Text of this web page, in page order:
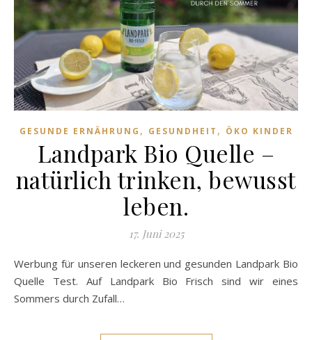
GESUNDE ERNÄHRUNG , GESUNDHEIT , ÖKO KINDER
Landpark Bio Quelle –
natürlich trinken, bewusst
leben.
17. Juni 2025
Werbung für unseren leckeren und gesunden Landpark Bio
Quelle Test. Auf Landpark Bio Frisch sind wir eines
Sommers durch Zufall…